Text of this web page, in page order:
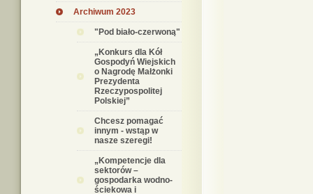
Archiwum 2023
"Pod biało-czerwoną"
„Konkurs dla Kół
Gospodyń Wiejskich
o Nagrodę Małżonki
Prezydenta
Rzeczypospolitej
Polskiej”
Chcesz pomagać
innym - wstąp w
nasze szeregi!
„Kompetencje dla
sektorów –
gospodarka wodno-
ściekowa i